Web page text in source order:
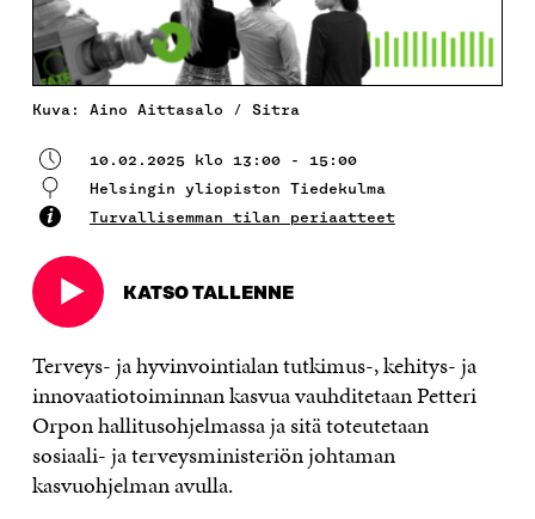
Kuva: Aino Aittasalo / Sitra
10.02.2025 klo 13:00 - 15:00
Helsingin yliopiston Tiedekulma
Turvallisemman tilan periaatteet
KATSO TALLENNE
Avautuu
uudessa
ikkunassa
Terveys- ja hyvinvointialan tutkimus-, kehitys- ja
innovaatiotoiminnan kasvua vauhditetaan Petteri
Orpon hallitusohjelmassa ja sitä toteutetaan
sosiaali- ja terveysministeriön johtaman
kasvuohjelman avulla.